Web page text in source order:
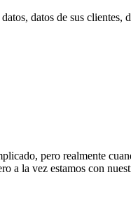
datos de sus clientes,
pero realmente
a la vez estamos con